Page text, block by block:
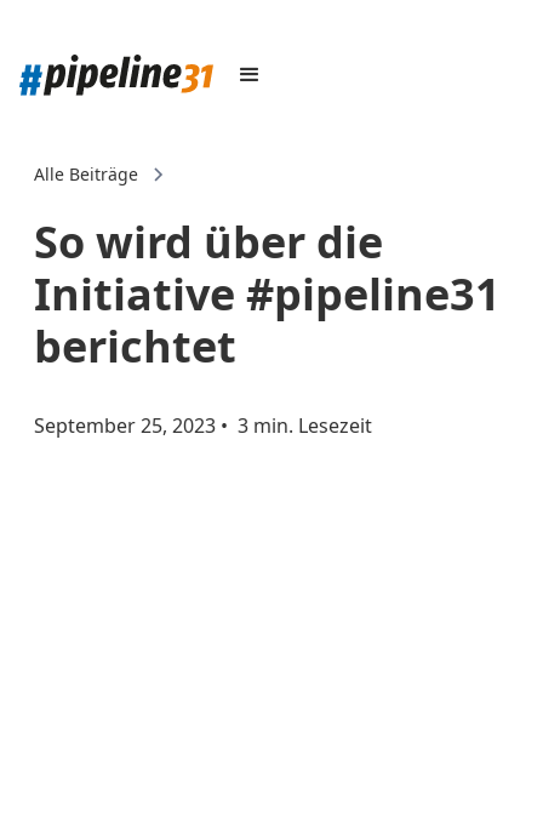
Alle Beiträge
So wird über die
Initiative #pipeline31
berichtet
September 25, 2023 • 3 min. Lesezeit